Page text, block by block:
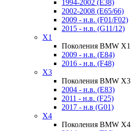
1994-2002 (E38)
2002-2008 (E65/66)
2009 - н.в. (F01/F02)
2015 - н.в. (G11/12)
X1
Поколения BMW X1
2009 - н.в. (E84)
2016 - н.в. (F48)
X3
Поколения BMW X3
2004 - н.в. (E83)
2011 - н.в. (F25)
2017 - н.в (G01)
X4
Поколения BMW X4